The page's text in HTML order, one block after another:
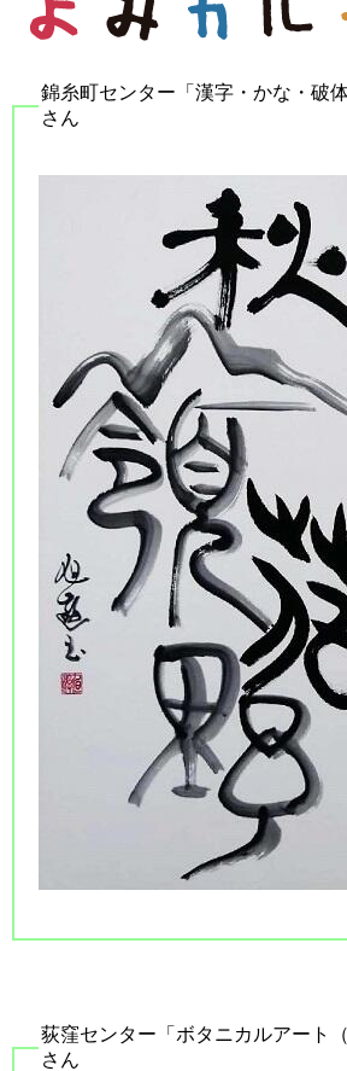
錦糸町センター「漢字・かな・破
さん
荻窪センター「ボタニカルアート
さん